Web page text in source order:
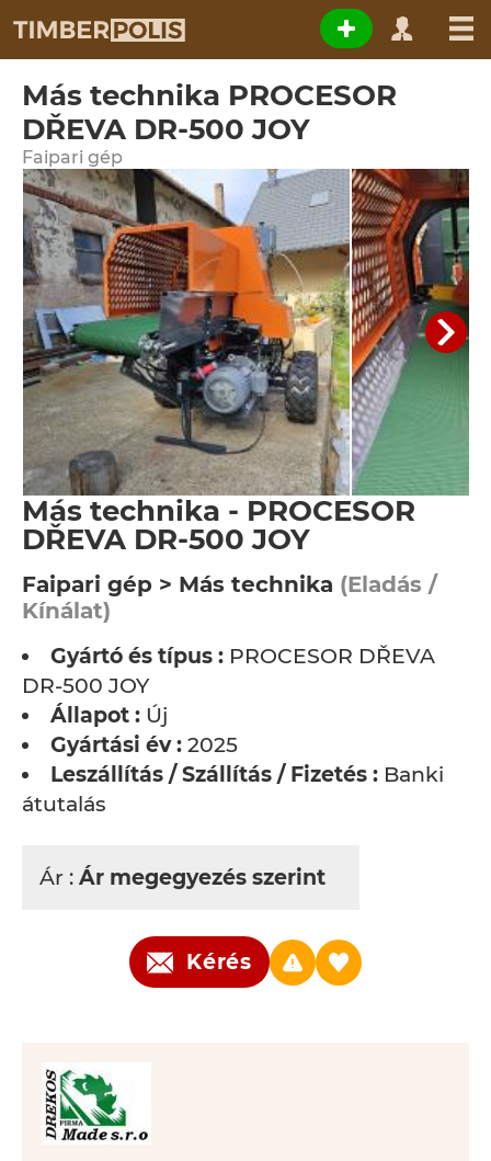
Más technika PROCESOR
DŘEVA DR-500 JOY
Faipari gép
Más technika - PROCESOR
DŘEVA DR-500 JOY
Faipari gép > Más technika (Eladás /
Kínálat)
Gyártó és típus : PROCESOR DŘEVA
DR-500 JOY
Állapot : Új
Gyártási év : 2025
Leszállítás / Szállítás / Fizetés : Banki
átutalás
Ár : Ár megegyezés szerint
Kérés